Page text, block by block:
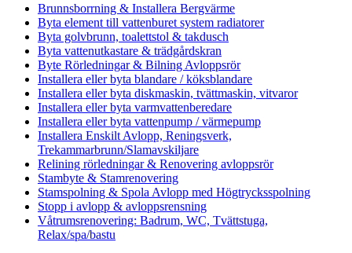
Brunnsborrning & Installera Bergvärme
Byta element till vattenburet system radiatorer
Byta golvbrunn, toalettstol & takdusch
Byta vattenutkastare & trädgårdskran
Byte Rörledningar & Bilning Avloppsrör
Installera eller byta blandare / köksblandare
Installera eller byta diskmaskin, tvättmaskin, vitvaror
Installera eller byta varmvattenberedare
Installera eller byta vattenpump / värmepump
Installera Enskilt Avlopp, Reningsverk,
Trekammarbrunn/Slamavskiljare
Relining rörledningar & Renovering avloppsrör
Stambyte & Stamrenovering
Stamspolning & Spola Avlopp med Högtrycksspolning
Stopp i avlopp & avloppsrensning
Våtrumsrenovering: Badrum, WC, Tvättstuga,
Relax/spa/bastu